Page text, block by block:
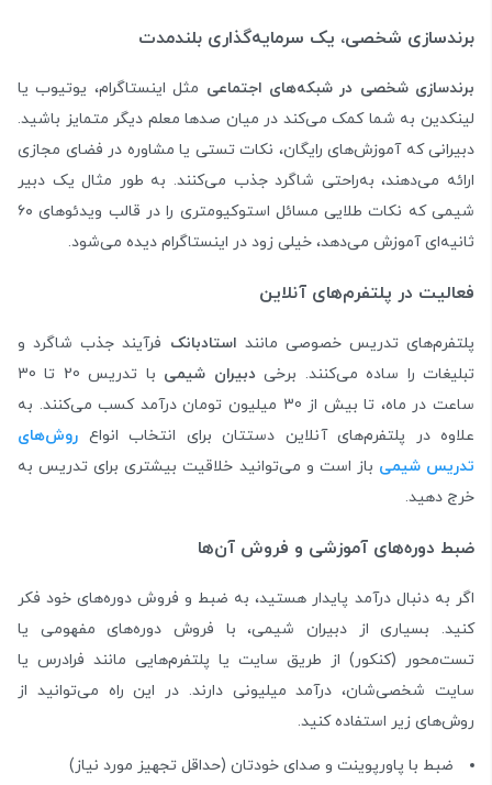
برندسازی شخصی، یک سرمایه‌گذاری بلندمدت
برندسازی شخصی در شبکه‌های اجتماعی مثل اینستاگرام، یوتیوب یا
لینکدین به شما کمک می‌کند در میان صدها معلم دیگر متمایز باشید.
دبیرانی که آموزش‌های رایگان، نکات تستی یا مشاوره‌ در فضای مجازی
ارائه می‌دهند، به‌راحتی شاگرد جذب می‌کنند. به طور مثال یک دبیر
شیمی که نکات طلایی مسائل استوکیومتری را در قالب ویدئوهای ۶۰
ثانیه‌ای آموزش می‌دهد، خیلی زود در اینستاگرام دیده می‌شود.
فعالیت در پلتفرم‌های آنلاین
پلتفرم‌های تدریس خصوصی مانند استادبانک فرآیند جذب شاگرد و
تبلیغات را ساده می‌کنند. برخی دبیران شیمی
با تدریس 20 تا 30
ساعت در ماه، تا بیش از 30 میلیون تومان درآمد کسب می‌کنند. به
علاوه در پلتفرم‌های آنلاین دستتان برای انتخاب انواع روش‌های
تدریس شیمی باز است و می‌توانید خلاقیت بیشتری برای تدریس به
خرج دهید.
ضبط دوره‌های آموزشی و فروش آن‌ها
اگر به دنبال درآمد پایدار هستید، به ضبط و فروش دوره‌های خود فکر
کنید. بسیاری از دبیران شیمی، با فروش دوره‌های مفهومی یا
تست‌محور (کنکور) از طریق سایت یا پلتفرم‌هایی مانند فرادرس یا
سایت شخصی‌شان، درآمد میلیونی دارند. در این راه می‌توانید از
روش‌های زیر استفاده کنید.
ضبط با پاورپوینت و صدای خودتان (حداقل تجهیز مورد نیاز)